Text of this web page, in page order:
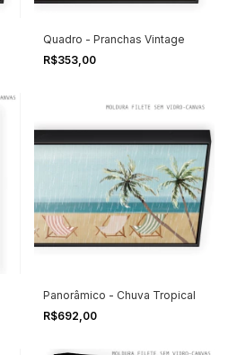
Quadro - Pranchas Vintage
R$353,00
Panorâmico - Chuva Tropical
R$692,00